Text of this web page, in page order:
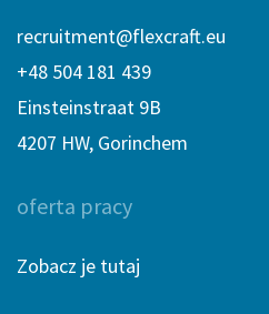
recruitment@flexcraft.eu
+48 504 181 439
Einsteinstraat 9B
4207 HW, Gorinchem
oferta pracy
Zobacz je tutaj